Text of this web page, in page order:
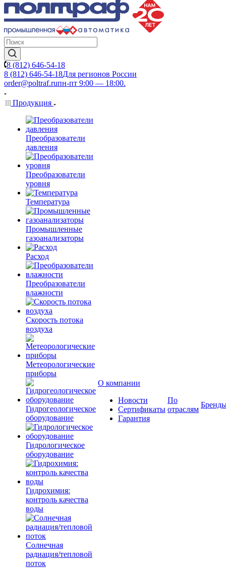
8 (812) 646-54-18
8 (812) 646-54-18Для регионов России
order@poltraf.ruпн-пт 9:00 — 18:00.
Продукция
Преобразователи
давления
Преобразователи
уровня
Температура
Промышленные
газоанализаторы
Расход
Преобразователи
влажности
Скорость потока
воздуха
Метеорологические
приборы
Гидрогеологическое
оборудование
Гидрологическое
оборудование
Гидрохимия:
контроль качества
воды
Солнечная
радиация/тепловой
поток
О компании
Новости
Сертификаты
Гарантия
По
отраслям